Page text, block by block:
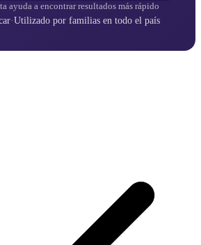
ayuda a encontrar resultados más rápido
·Utilizado por familias en todo el país